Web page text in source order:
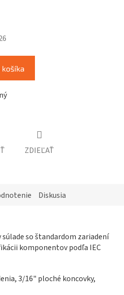
košíka
ZDIEĽAŤ
Diskusia
so štandardom zariadení
komponentov podľa IEC
3/16" ploché koncovky,